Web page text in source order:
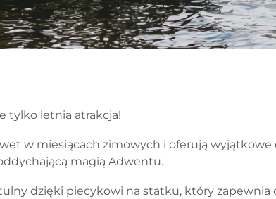
tylko letnia atrakcja!
w miesiącach zimowych i oferują
magią Adwentu.
dzięki piecykowi na statku, który